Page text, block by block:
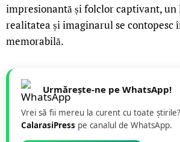
impresionantă și folclor captivant, un
realitatea și imaginarul se contopesc
memorabilă.
Urmărește-ne pe WhatsApp!
Vrei să fii mereu la curent cu toate
CalarasiPress pe canalul de WhatsApp.